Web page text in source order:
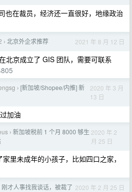
也在裁员，经济还一直很好，地缘政治
› 北京外企求推荐 2021 年 8 月 12 日
北京成立了 GIS 团队，需要可联系
› [新加坡/Shopee/内推] 新
2020 年 3 月
13 日
加油
› 新加坡税前 1 个月 8000 够生 2020 年 2
月 25 日
里未成年的小孩子，比如四口之家，
刚才人事找我谈话，被裁了 2020 年 2 月 25 日